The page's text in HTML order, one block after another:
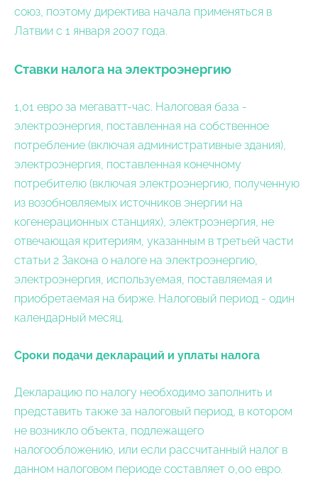
союз, поэтому директива начала применяться в
Латвии с 1 января 2007 года.
Ставки налога на электроэнергию
1,01 евро за мегаватт-час. Налоговая база -
электроэнергия, поставленная на собственное
потребление (включая административные здания),
электроэнергия, поставленная конечному
потребителю (включая электроэнергию, полученную
из возобновляемых источников энергии на
когенерационных станциях), электроэнергия, не
отвечающая критериям, указанным в третьей части
статьи 2 Закона о налоге на электроэнергию,
электроэнергия, используемая, поставляемая и
приобретаемая на бирже. Налоговый период - один
календарный месяц.
Сроки подачи деклараций и уплаты налога
Декларацию по налогу необходимо заполнить и
представить также за налоговый период, в котором
не возникло объекта, подлежащего
налогообложению, или если рассчитанный налог в
данном налоговом периоде составляет 0,00 евро.